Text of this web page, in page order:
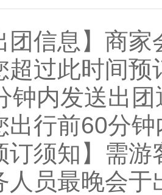
团信息】商
超过此时间
钟内发送出
出行前60分
订须知】需
人员最晚会